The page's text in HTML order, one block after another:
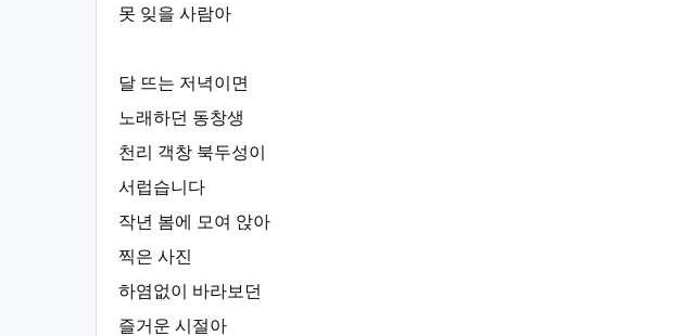
못 잊을 사람아
달 뜨는 저녁이면
노래하던 동창생
천리 객창 북두성이
서럽습니다
작년 봄에 모여 앉아
찍은 사진
하염없이 바라보던
즐거운 시절아